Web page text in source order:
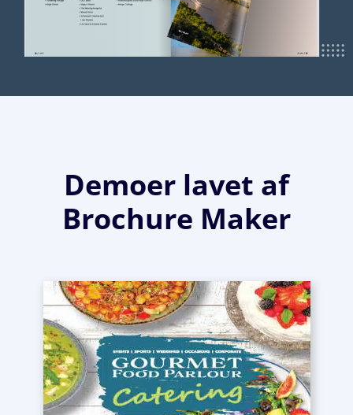
Demoer lavet af
Brochure Maker